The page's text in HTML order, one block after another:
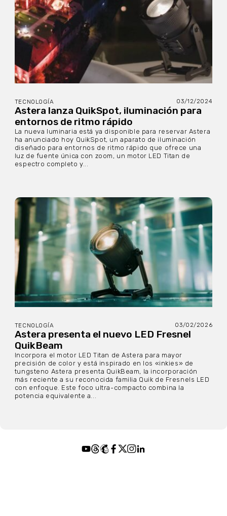
TECNOLOGÍA 03/12/2024
Astera lanza QuikSpot, iluminación para
entornos de ritmo rápido
La nueva luminaria está ya disponible para reservar Astera
ha anunciado hoy QuikSpot, un aparato de iluminación
diseñado para entornos de ritmo rápido que ofrece una
luz de fuente única con zoom, un motor LED Titan de
espectro completo y...
TECNOLOGÍA 03/02/2026
Astera presenta el nuevo LED Fresnel
QuikBeam
Incorpora el motor LED Titan de Astera para mayor
precisión de color y está inspirado en los «inkies» de
tungsteno Astera presenta QuikBeam, la incorporación
más reciente a su reconocida familia Quik de Fresnels LED
con enfoque. Este foco ultra-compacto combina la
potencia equivalente a...